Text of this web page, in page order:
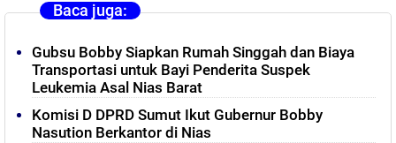
Baca juga:
Gubsu Bobby Siapkan Rumah Singgah dan Biaya
Transportasi untuk Bayi Penderita Suspek
Leukemia Asal Nias Barat
Komisi D DPRD Sumut Ikut Gubernur Bobby
Nasution Berkantor di Nias